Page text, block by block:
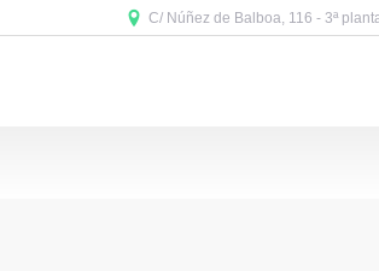
C/ Núñez de Balboa, 116 - 3ª